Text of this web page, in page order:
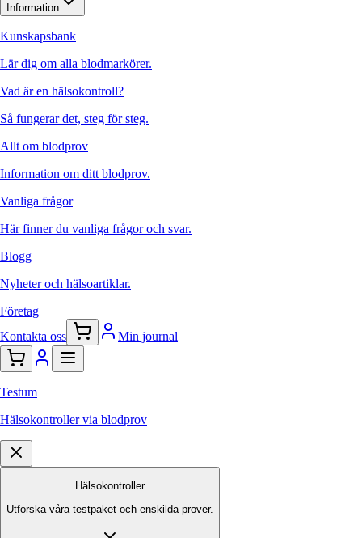
Information
Kunskapsbank
Lär dig om alla blodmarkörer.
Vad är en hälsokontroll?
Så fungerar det, steg för steg.
Allt om blodprov
Information om ditt blodprov.
Vanliga frågor
Här finner du vanliga frågor och svar.
Blogg
Nyheter och hälsoartiklar.
Företag
Kontakta oss
Min journal
Testum
Hälsokontroller via blodprov
Hälsokontroller
Utforska våra testpaket och enskilda prover.